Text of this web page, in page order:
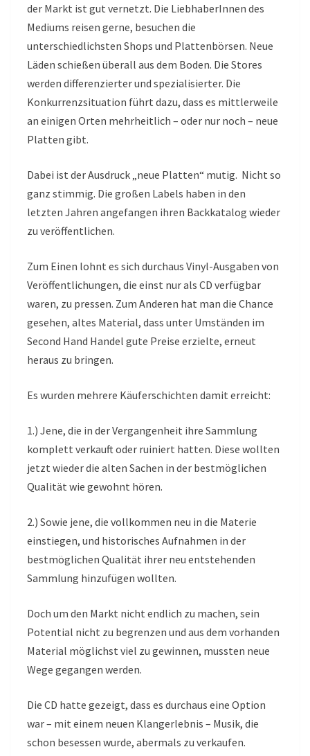
der Markt ist gut vernetzt. Die LiebhaberInnen des
Mediums reisen gerne, besuchen die
unterschiedlichsten Shops und Plattenbörsen. Neue
Läden schießen überall aus dem Boden. Die Stores
werden differenzierter und spezialisierter. Die
Konkurrenzsituation führt dazu, dass es mittlerweile
an einigen Orten mehrheitlich – oder nur noch – neue
Platten gibt.
Dabei ist der Ausdruck „neue Platten“ mutig. Nicht so
ganz stimmig. Die großen Labels haben in den
letzten Jahren angefangen ihren Backkatalog wieder
zu veröffentlichen.
Zum Einen lohnt es sich durchaus Vinyl-Ausgaben von
Veröffentlichungen, die einst nur als CD verfügbar
waren, zu pressen. Zum Anderen hat man die Chance
gesehen, altes Material, dass unter Umständen im
Second Hand Handel gute Preise erzielte, erneut
heraus zu bringen.
Es wurden mehrere Käuferschichten damit erreicht:
1.) Jene, die in der Vergangenheit ihre Sammlung
komplett verkauft oder ruiniert hatten. Diese wollten
jetzt wieder die alten Sachen in der bestmöglichen
Qualität wie gewohnt hören.
2.) Sowie jene, die vollkommen neu in die Materie
einstiegen, und historisches Aufnahmen in der
bestmöglichen Qualität ihrer neu entstehenden
Sammlung hinzufügen wollten.
Doch um den Markt nicht endlich zu machen, sein
Potential nicht zu begrenzen und aus dem vorhanden
Material möglichst viel zu gewinnen, mussten neue
Wege gegangen werden.
Die CD hatte gezeigt, dass es durchaus eine Option
war – mit einem neuen Klangerlebnis – Musik, die
schon besessen wurde, abermals zu verkaufen.